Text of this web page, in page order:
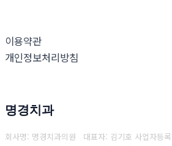
이용약관
개인정보처리방침
명경치과
회사명: 명경치과의원 대표자: 김기호 사업자등